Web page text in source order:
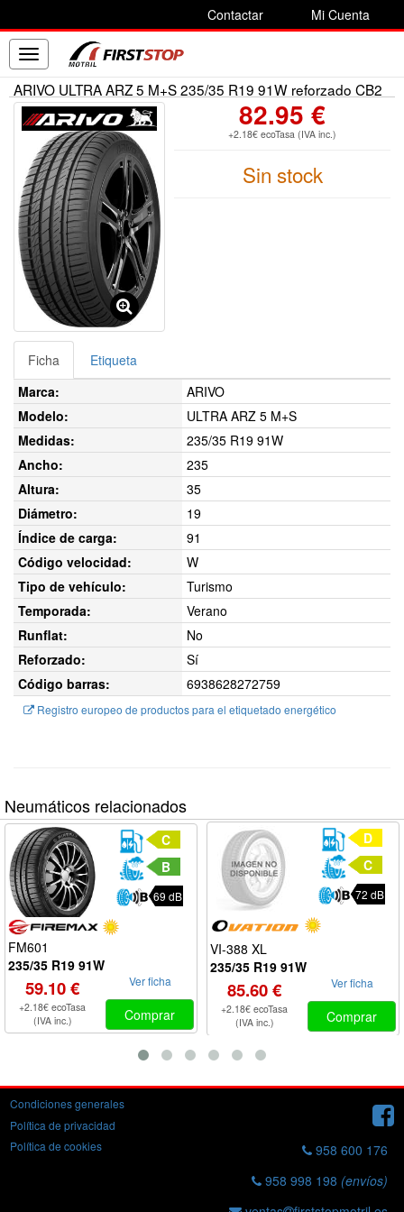
Contactar Mi Cuenta
Toggle
navigation
ARIVO ULTRA ARZ 5 M+S 235/35 R19 91W reforzado CB2
82.95 €
+2.18€ ecoTasa (IVA inc.)
Sin stock
Ficha
Etiqueta
Marca:
ARIVO
Modelo:
ULTRA ARZ 5 M+S
Medidas:
235/35 R19 91W
Ancho:
235
Altura:
35
Diámetro:
19
Índice de carga:
91
Código velocidad:
W
Tipo de vehículo:
Turismo
Temporada:
Verano
Runflat:
No
Reforzado:
Sí
Código barras:
6938628272759
Registro europeo de productos para el etiquetado energético
Neumáticos relacionados
C
B
69 dB
FM601
235/35 R19 91W
59.10 €
+2.18€ ecoTasa
(IVA inc.)
Ver ficha
Comprar
D
C
72 dB
VI-388 XL
235/35 R19 91W
85.60 €
+2.18€ ecoTasa
(IVA inc.)
Ver ficha
Comprar
Condiciones generales
Política de privacidad
Política de cookies
958 600 176
958 998 198 (envíos)